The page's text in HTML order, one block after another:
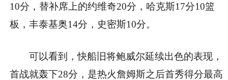
10分，替补席上的约维奇20分，哈克斯17分10篮
板，丰泰基奥14分，史密斯10分。
可以看到，快船旧将鲍威尔延续出色的表现，
首战就轰下28分，是热火詹姆斯之后首秀得分最高